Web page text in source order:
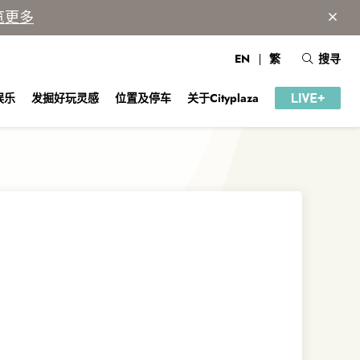
更多
乐 发掘好玩灵感 位置及停车 关于Cityplaza
EN 繁 搜寻